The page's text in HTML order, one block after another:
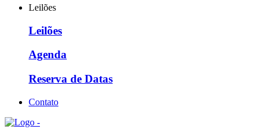
Leilões
Leilões
Agenda
Reserva de Datas
Contato